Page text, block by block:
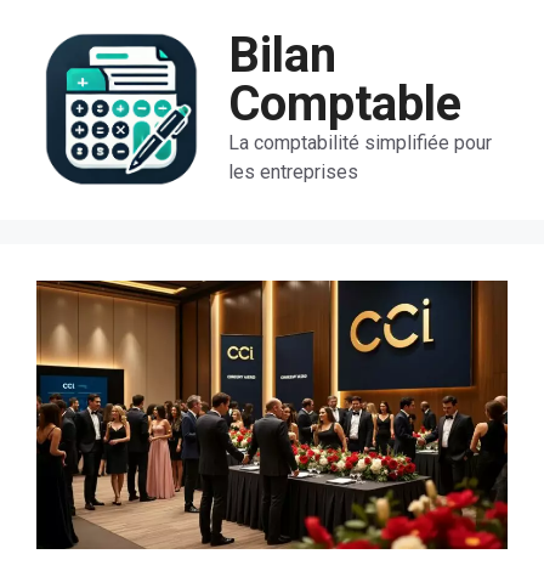
contenu
Bilan
Comptable
La comptabilité simplifiée pour
les entreprises